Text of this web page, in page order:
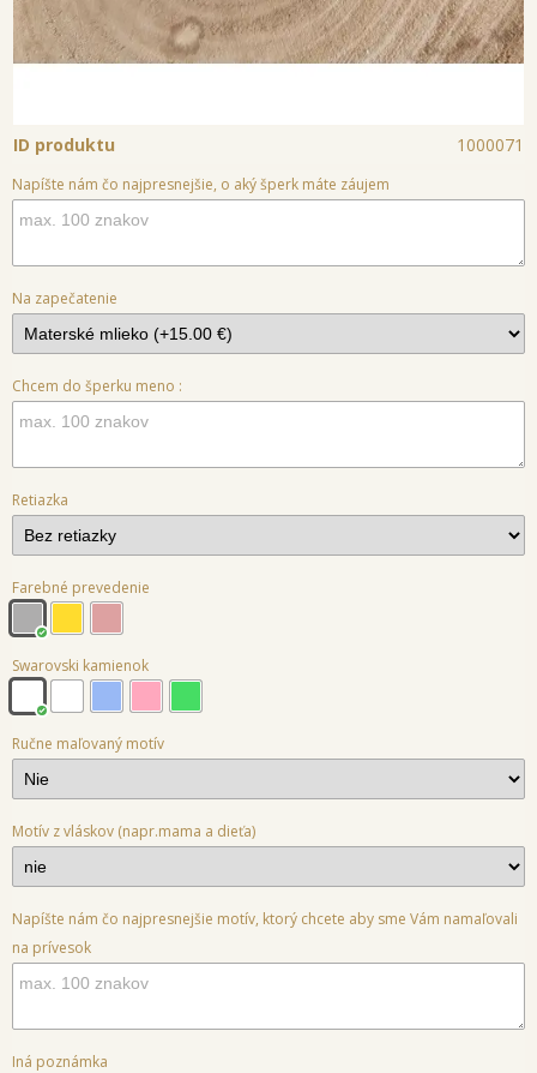
ID produktu 1000071
Napíšte nám čo najpresnejšie, o aký šperk máte záujem
Na zapečatenie
Chcem do šperku meno :
Retiazka
Farebné prevedenie
Swarovski kamienok
Ručne maľovaný motív
Motív z vláskov (napr.mama a dieťa)
Napíšte nám čo najpresnejšie motív, ktorý chcete aby sme Vám namaľovali
na prívesok
Iná poznámka